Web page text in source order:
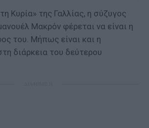
Κυρία» της Γαλλίας, η σύζυγος
Μακρόν φέρεται να είναι η
του. Μήπως είναι και η
διάρκεια του δεύτερου